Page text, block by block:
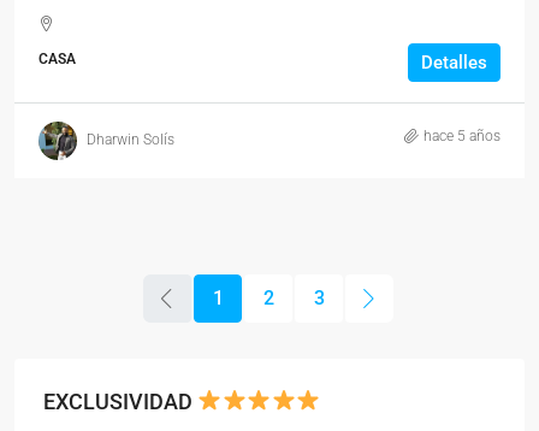
CASA Detalles
Dharwin Solís hace 5 años
1 2 3
EXCLUSIVIDAD